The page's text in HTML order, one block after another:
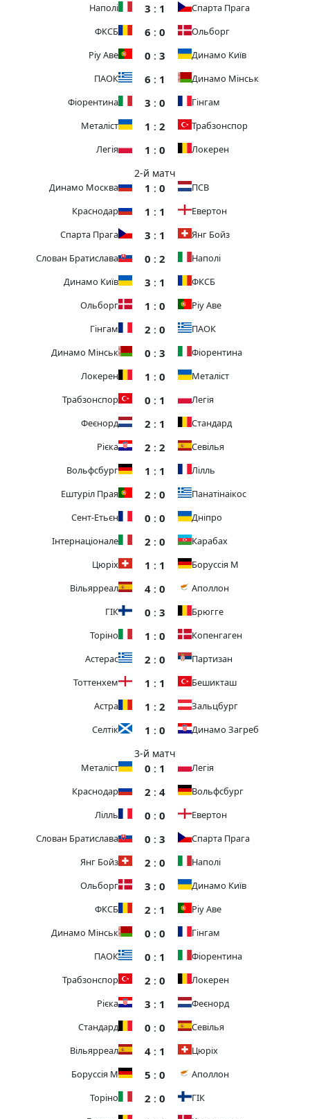
Наполі
3 : 1
Спарта Прага
ФКСБ
6 : 0
Ольборг
Ріу Аве
0 : 3
Динамо Київ
ПАОК
6 : 1
Динамо Мінськ
Фіорентина
3 : 0
Гінгам
Металіст
1 : 2
Трабзонспор
Легія
1 : 0 Локерен
2-й матч
Динамо Москва 1 : 0
ПСВ
Краснодар
1 : 1
Евертон
Спарта Прага
3 : 1
Янг Бойз
Слован Братислава
0 : 2
Наполі
Динамо Київ
3 : 1
ФКСБ
Ольборг
1 : 0
Ріу Аве
Гінгам
2 : 0
ПАОК
Динамо Мінськ
0 : 3
Фіорентина
Локерен
1 : 0
Металіст
Трабзонспор
0 : 1
Легія
Феєнорд
2 : 1
Стандард
Рієка
2 : 2
Севілья
Вольфсбург
1 : 1
Лілль
Ештуріл Прая
2 : 0
Панатінаікос
Сент-Етьєн
0 : 0
Дніпро
Інтернаціонале
2 : 0
Карабах
Цюріх
1 : 1
Боруссія М
Вільярреал
4 : 0
Аполлон
ГІК
0 : 3
Брюгге
Торіно
1 : 0
Копенгаген
Астерас
2 : 0
Партизан
Тоттенхем
1 : 1
Бешикташ
Астра
1 : 2
Зальцбург
Селтік
1 : 0 Динамо Загреб
3-й матч
Металіст 0 : 1
Легія
Краснодар
2 : 4
Вольфсбург
Лілль
0 : 0
Евертон
Слован Братислава
0 : 3
Спарта Прага
Янг Бойз
2 : 0
Наполі
Ольборг
3 : 0
Динамо Київ
ФКСБ
2 : 1
Ріу Аве
Динамо Мінськ
0 : 0
Гінгам
ПАОК
0 : 1
Фіорентина
Трабзонспор
2 : 0
Локерен
Рієка
3 : 1
Феєнорд
Стандард
0 : 0
Севілья
Вільярреал
4 : 1
Цюріх
Боруссія М
5 : 0
Аполлон
Торіно
2 : 0
ГІК